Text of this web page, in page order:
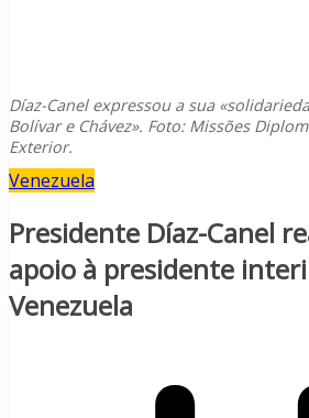
Díaz-Canel expressou a sua
Bolívar e Chávez». Foto: Missões
Exterior.
Venezuela
Presidente Díaz-Canel
apoio à presidente
Venezuela